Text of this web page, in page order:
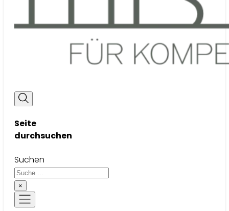
Seite
durchsuchen
Suchen
×